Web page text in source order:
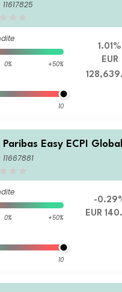
Economy Track X
0% +50%
10
1.01%
EUR
Paribas Easy ECPI
Economy Track
0% +50%
10
-
EUR